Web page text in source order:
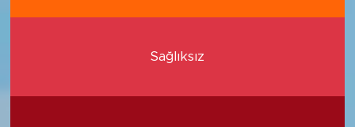
Sağlıksız